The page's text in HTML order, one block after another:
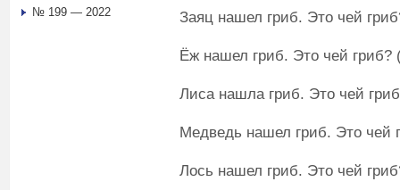
Заяц нашел гриб. Это чей
Ёж нашел гриб. Это чей гриб?
Лиса нашла гриб. Это чей
Медведь нашел гриб. Это чей
Лось нашел гриб. Это чей
№ 199 — 2022